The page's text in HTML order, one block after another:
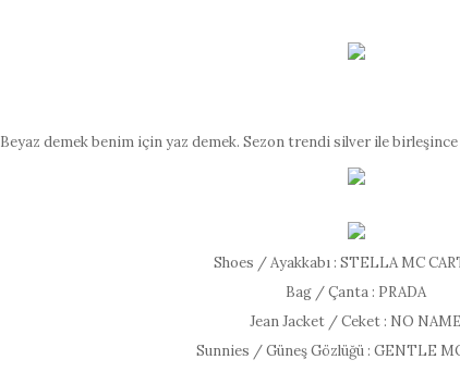
Beyaz demek benim için yaz demek. Sezon trendi silver ile
Shoes / Ayakkabı : STELLA MC
Bag / Çanta : PRADA
Jean Jacket / Ceket : NO NAME
Sunnies / Güneş Gözlüğü : GENTLE